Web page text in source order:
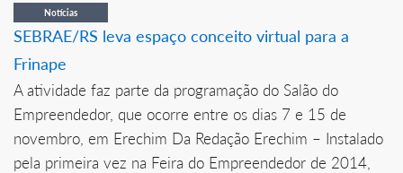
Notícias
SEBRAE/RS leva espaço conceito virtual para a
Frinape
A atividade faz parte da programação do Salão do
Empreendedor, que ocorre entre os dias 7 e 15 de
novembro, em Erechim Da Redação Erechim – Instalado
pela primeira vez na Feira do Empreendedor de 2014,